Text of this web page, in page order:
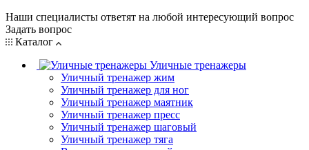
Наши специалисты ответят на любой интересующий вопрос
Задать вопрос
Каталог
Уличные тренажеры
Уличный тренажер жим
Уличный тренажер для ног
Уличный тренажер маятник
Уличный тренажер пресс
Уличный тренажер шаговый
Уличный тренажер тяга